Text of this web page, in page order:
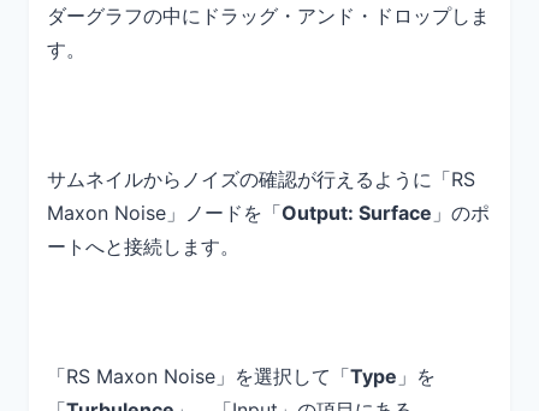
ダーグラフの中にドラッグ・アンド・ドロップしま
す。
サムネイルからノイズの確認が行えるように「RS
Maxon Noise」ノードを「Output: Surface 」のポ
ートへと接続します。
「RS Maxon Noise」を選択して「Type 」を